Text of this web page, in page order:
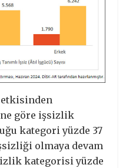
etkisinden
göre işsizlik
kategori yüzde 37
olmaya devam
kategorisi yüzde